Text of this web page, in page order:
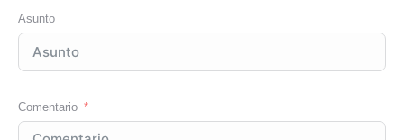
Asunto
Comentario